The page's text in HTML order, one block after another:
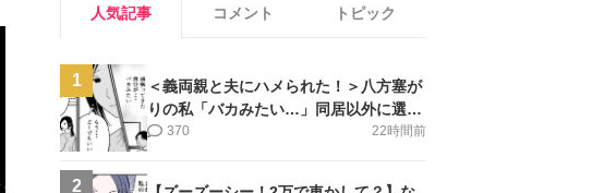
人気記事 コメント トピック
1
＜義両親と夫にハメられた！＞八方塞が
りの私「バカみたい…」同居以外に選択
肢がない【第5話まんが】
22時間前
370
2